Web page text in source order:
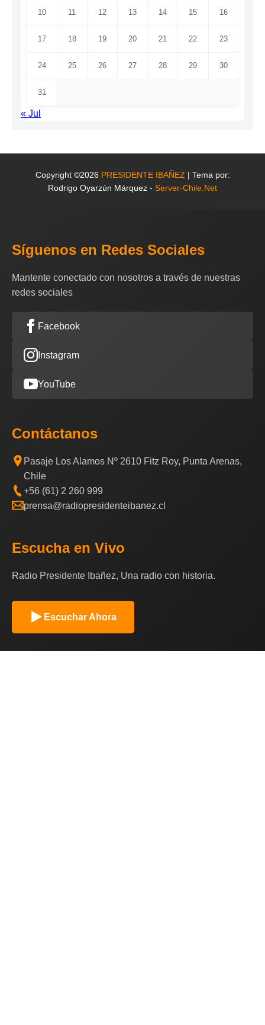
10 11 12 13 14 15 16
17 18 19 20 21 22 23
24 25 26 27 28 29 30
31
« Jul
Copyright ©2026 PRESIDENTE IBAÑEZ | Tema por:
Rodrigo Oyarzún Márquez - Server-Chile.Net
Síguenos en Redes Sociales
Mantente conectado con nosotros a través de nuestras
redes sociales
Facebook
Instagram
YouTube
Contáctanos
Pasaje Los Alamos Nº 2610 Fitz Roy, Punta Arenas,
Chile
+56 (61) 2 260 999
prensa@radiopresidenteibanez.cl
Escucha en Vivo
Radio Presidente Ibañez, Una radio con historia.
Escuchar Ahora